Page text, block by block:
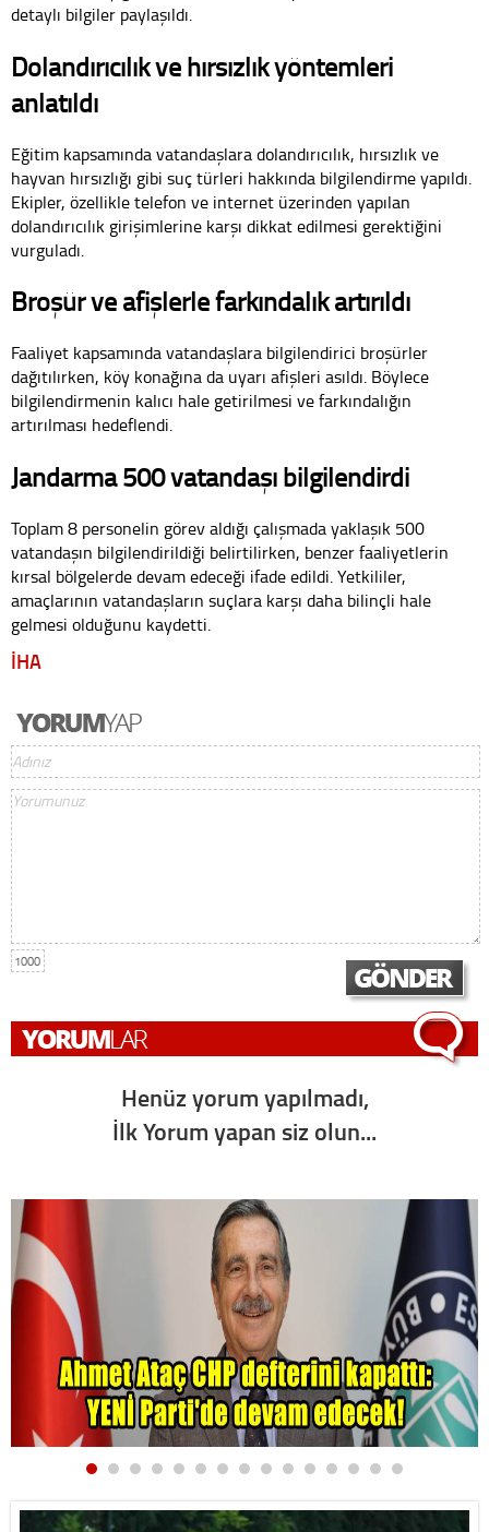
detaylı bilgiler paylaşıldı.
Dolandırıcılık ve hırsızlık yöntemleri
anlatıldı
Eğitim kapsamında vatandaşlara dolandırıcılık, hırsızlık ve
hayvan hırsızlığı gibi suç türleri hakkında bilgilendirme yapıldı.
Ekipler, özellikle telefon ve internet üzerinden yapılan
dolandırıcılık girişimlerine karşı dikkat edilmesi gerektiğini
vurguladı.
Broşür ve afişlerle farkındalık artırıldı
Faaliyet kapsamında vatandaşlara bilgilendirici broşürler
dağıtılırken, köy konağına da uyarı afişleri asıldı. Böylece
bilgilendirmenin kalıcı hale getirilmesi ve farkındalığın
artırılması hedeflendi.
Jandarma 500 vatandaşı bilgilendirdi
Toplam 8 personelin görev aldığı çalışmada yaklaşık 500
vatandaşın bilgilendirildiği belirtilirken, benzer faaliyetlerin
kırsal bölgelerde devam edeceği ifade edildi. Yetkililer,
amaçlarının vatandaşların suçlara karşı daha bilinçli hale
gelmesi olduğunu kaydetti.
İHA
1000
Henüz yorum yapılmadı,
İlk Yorum yapan siz olun...